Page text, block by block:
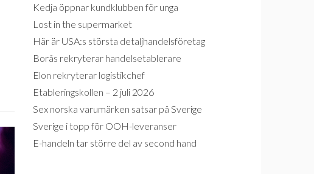
Kedja öppnar kundklubben för unga
Lost in the supermarket
Här är USA:s största detaljhandelsföretag
Borås rekryterar handelsetablerare
Elon rekryterar logistikchef
Etableringskollen – 2 juli 2026
Sex norska varumärken satsar på Sverige
Sverige i topp för OOH-leveranser
E-handeln tar större del av second hand